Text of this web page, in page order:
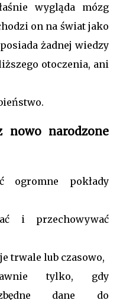
wygląda mózg
on na świat jako
żadnej wiedzy
otoczenia, ani
nowo narodzone
ogromne pokłady
i przechowywać
trwale lub czasowo,
tylko, gdy
dane do